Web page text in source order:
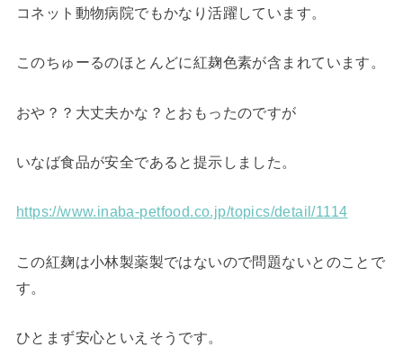
コネット動物病院でもかなり活躍しています。
このちゅーるのほとんどに紅麹色素が含まれています。
おや？？大丈夫かな？とおもったのですが
いなば食品が安全であると提示しました。
https://www.inaba-petfood.co.jp/topics/detail/1114
この紅麹は小林製薬製ではないので問題ないとのことで
す。
ひとまず安心といえそうです。